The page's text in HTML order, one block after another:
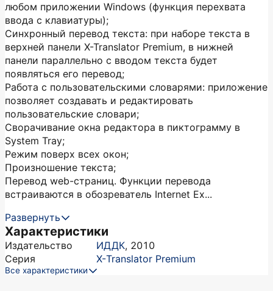
любом приложении Windows (функция перехвата
ввода с клавиатуры);
Синхронный перевод текста: при наборе текста в
верхней панели X-Translator Premium, в нижней
панели параллельно с вводом текста будет
появляться его перевод;
Работа с пользовательскими словарями: приложение
позволяет создавать и редактировать
пользовательские словари;
Сворачивание окна редактора в пиктограмму в
System Tray;
Режим поверх всех окон;
Произношение текста;
Перевод web-страниц. Функции перевода
встраиваются в обозреватель Internet Ex...
Развернуть
Характеристики
Издательство ИДДК, 2010
Серия
Х-Translator Premium
Все характеристики